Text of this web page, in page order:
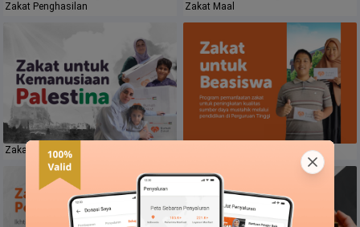
Zakat Penghasilan Zakat Maal
Zakat untuk kemanusiaan Palestina